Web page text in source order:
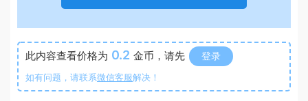
此内容查看价格为 0.2 金币，请先 登录
如有问题，请联系微信客服解决！